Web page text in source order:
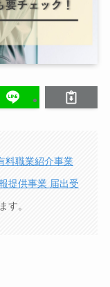
料職業紹介事業
提供事業 届出受
す。